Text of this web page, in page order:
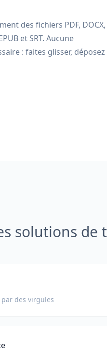
des fichiers PDF, DOCX,
et SRT. Aucune
: faites glisser,
solutions de
des virgules